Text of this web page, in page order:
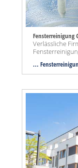
Fensterreinigung
Verlässliche
...